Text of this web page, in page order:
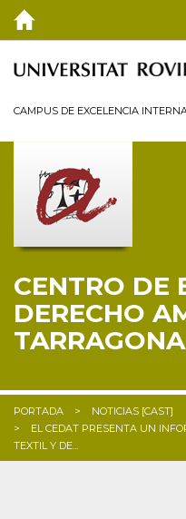
EL CEDAT
Miembros
Personal investigador
Reglamento
FORMACIÓN
INVESTIGACIÓN Y
BLOG
CAMPUS DE EXCELENCIA
CENTRO DE
DERECHO
PORTADA
NOTICIAS [CAST]
EL CEDAT PRESENTA UN
TEXTIL Y DE...